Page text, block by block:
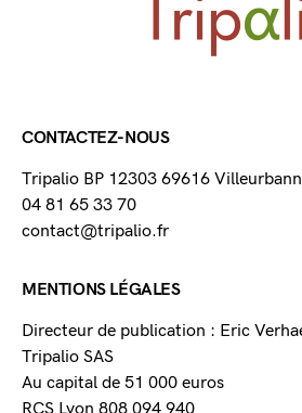
CONTACTEZ-NOUS
Tripalio BP 12303 69616
04 81 65 33 70
contact@tripalio.fr
MENTIONS LÉGALES
Directeur de publication : Eric
Tripalio SAS
Au capital de 51 000 euros